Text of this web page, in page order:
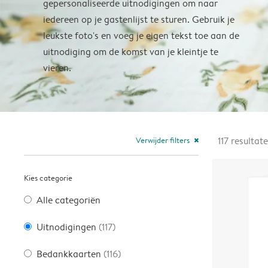
gepersonaliseerde uitnodigingen om naar
iedereen op je gastenlijst te sturen. Gebruik je
leukste foto's en voeg je eigen tekst toe aan de
uitnodiging om de komst van je kleintje te
vieren.
Verwijder filters close
Kies categorie
Alle categoriën
Uitnodigingen (117)
Bedankkaarten (116)
117